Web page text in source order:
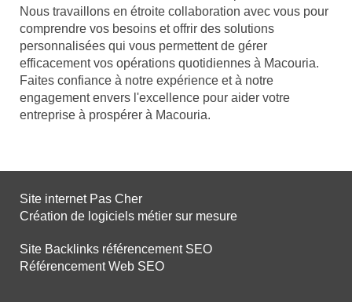
Nous travaillons en étroite collaboration avec vous pour
comprendre vos besoins et offrir des solutions
personnalisées qui vous permettent de gérer
efficacement vos opérations quotidiennes à Macouria.
Faites confiance à notre expérience et à notre
engagement envers l'excellence pour aider votre
entreprise à prospérer à Macouria.
Site internet Pas Cher
Création de logiciels métier sur mesure
Site Backlinks référencement SEO
Référencement Web SEO